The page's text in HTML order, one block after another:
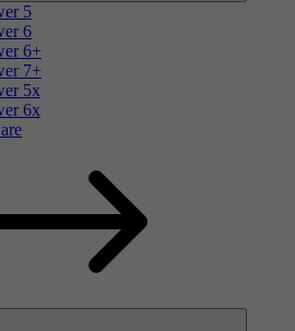
5
6
6+
7+
5x
6x